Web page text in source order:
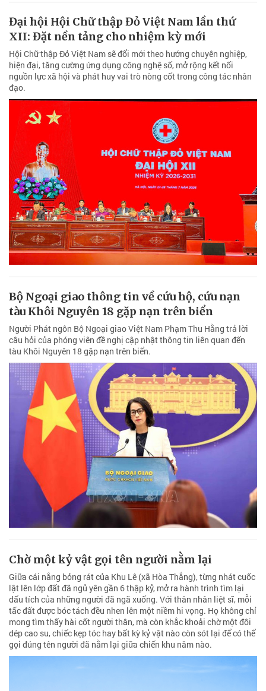
Đại hội Hội Chữ thập Đỏ Việt Nam lần thứ
XII: Đặt nền tảng cho nhiệm kỳ mới
Hội Chữ thập Đỏ Việt Nam sẽ đổi mới theo hướng chuyên nghiệp,
hiện đại, tăng cường ứng dụng công nghệ số, mở rộng kết nối
nguồn lực xã hội và phát huy vai trò nòng cốt trong công tác nhân
đạo.
Bộ Ngoại giao thông tin về cứu hộ, cứu nạn
tàu Khôi Nguyên 18 gặp nạn trên biển
Người Phát ngôn Bộ Ngoại giao Việt Nam Phạm Thu Hằng trả lời
câu hỏi của phóng viên đề nghị cập nhật thông tin liên quan đến
tàu Khôi Nguyên 18 gặp nạn trên biển.
Chờ một kỷ vật gọi tên người nằm lại
Giữa cái nắng bỏng rát của Khu Lê (xã Hòa Thắng), từng nhát cuốc
lật lên lớp đất đã ngủ yên gần 6 thập kỷ, mở ra hành trình tìm lại
dấu tích của những người đã ngã xuống. Với thân nhân liệt sĩ, mỗi
tấc đất được bóc tách đều nhen lên một niềm hi vọng. Họ không chỉ
mong tìm thấy hài cốt người thân, mà còn khắc khoải chờ một đôi
dép cao su, chiếc kẹp tóc hay bất kỳ kỷ vật nào còn sót lại để có thể
gọi đúng tên người đã nằm lại giữa chiến khu năm nào.